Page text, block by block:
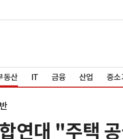
동산 IT 금융 산업 중소
연대 "주택